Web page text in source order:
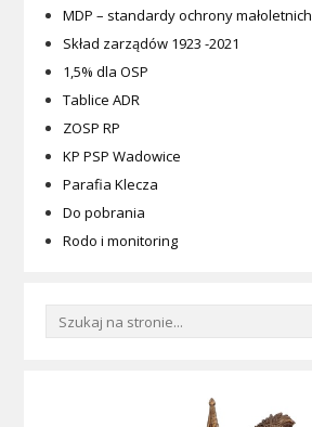
MDP – standardy ochrony małoletnich
Skład zarządów 1923 -2021
1,5% dla OSP
Tablice ADR
ZOSP RP
KP PSP Wadowice
Parafia Klecza
Do pobrania
Rodo i monitoring